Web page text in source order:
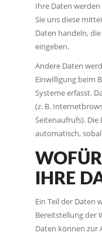
Ihre Daten
Sie uns diese
Daten handeln,
eingeben.
Andere Daten
Einwilligung beim
Systeme erfasst.
(z. B.
Seitenaufrufs). Die
automatisch,
IHRE
Ein Teil der Daten
Bereitstellung der
Daten können zur